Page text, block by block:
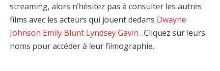
streaming, alors n’hésitez pas à consulter les autres
films avec les acteurs qui jouent dedans Dwayne
Johnson Emily Blunt Lyndsey Gavin . Cliquez sur leurs
noms pour accéder à leur filmographie.